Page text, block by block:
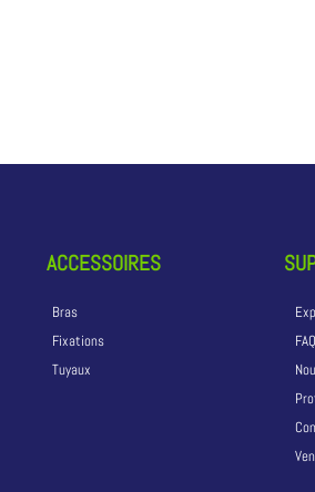
ACCESSOIRES
Bras
Fixations
Tuyaux
FAQ